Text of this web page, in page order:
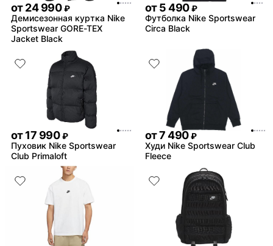
от24 990 ₽
Демисезонная куртка Nike
Sportswear GORE-TEX
Jacket Black
от5 490 ₽
Футболка Nike Sportswear
Circa Black
от17 990 ₽
Пуховик Nike Sportswear
Club Primaloft
от7 490 ₽
Худи Nike Sportswear Club
Fleece